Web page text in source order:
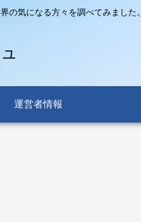
の気になる方々を調べてみました。
運営者情報